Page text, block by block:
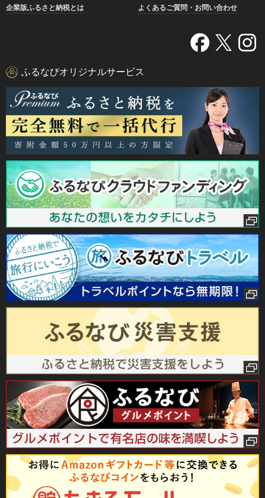
企業版ふるさと納税とは
よくあるご質問・お問い合わせ
ふるなびオリジナルサービス